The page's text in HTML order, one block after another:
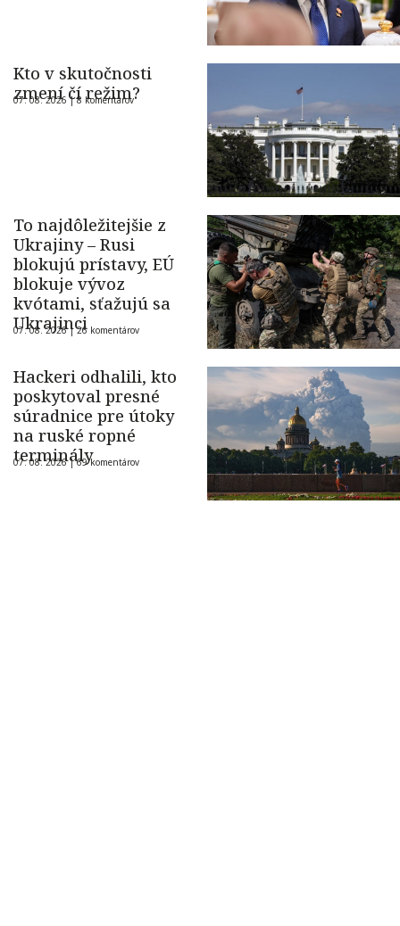
Kto v skutočnosti
zmení čí režim?
07. 08. 2026 |8 komentárov
To najdôležitejšie z
Ukrajiny – Rusi
blokujú prístavy, EÚ
blokuje vývoz
kvótami, sťažujú sa
Ukrajinci
07. 08. 2026 |26 komentárov
Hackeri odhalili, kto
poskytoval presné
súradnice pre útoky
na ruské ropné
terminály
07. 08. 2026 |69 komentárov